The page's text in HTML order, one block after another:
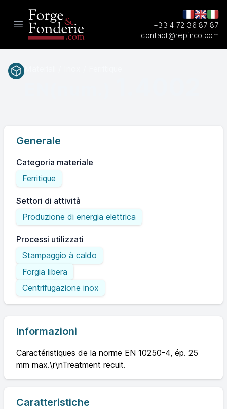
Open main menu
+33 4 72 36 87 87
contact@repinco.com
Generale
Categoria materiale
Ferritique
Settori di attività
Produzione di energia elettrica
Processi utilizzati
Stampaggio à caldo
Forgia libera
Centrifugazione inox
Informazioni
Caractéristiques de la norme EN 10250-4, ép. 25
mm max.\r\nTreatment recuit.
Caratteristiche